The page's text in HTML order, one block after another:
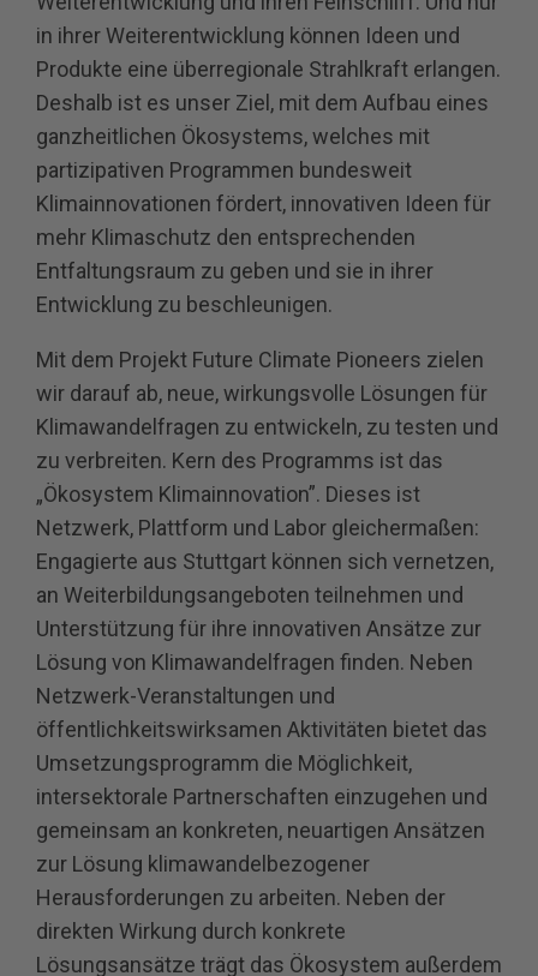
in ihrer Weiterentwicklung können Ideen und
Produkte eine überregionale Strahlkraft erlangen.
Deshalb ist es unser Ziel, mit dem Aufbau eines
ganzheitlichen Ökosystems, welches mit
partizipativen Programmen bundesweit
Klimainnovationen fördert, innovativen Ideen für
mehr Klimaschutz den entsprechenden
Entfaltungsraum zu geben und sie in ihrer
Entwicklung zu beschleunigen.
Mit dem Projekt Future Climate Pioneers zielen
wir darauf ab, neue, wirkungsvolle Lösungen für
Klimawandelfragen zu entwickeln, zu testen und
zu verbreiten. Kern des Programms ist das
„Ökosystem Klimainnovation”. Dieses ist
Netzwerk, Plattform und Labor gleichermaßen:
Engagierte aus Stuttgart können sich vernetzen,
an Weiterbildungsangeboten teilnehmen und
Unterstützung für ihre innovativen Ansätze zur
Lösung von Klimawandelfragen finden. Neben
Netzwerk-Veranstaltungen und
öffentlichkeitswirksamen Aktivitäten bietet das
Umsetzungsprogramm die Möglichkeit,
intersektorale Partnerschaften einzugehen und
gemeinsam an konkreten, neuartigen Ansätzen
zur Lösung klimawandelbezogener
Herausforderungen zu arbeiten. Neben der
direkten Wirkung durch konkrete
Lösungsansätze trägt das Ökosystem außerdem